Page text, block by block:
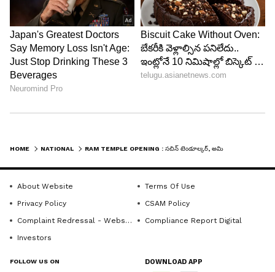
HOME NATIONAL
About Website
Terms Of Use
Privacy Policy
CSAM Policy
Complaint Redressal - Website
Compliance Report Digital
Investors
FOLLOW US ON DOWNLOAD APP